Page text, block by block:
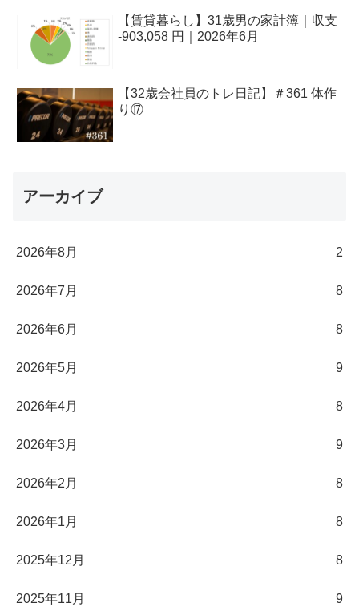
【賃貸暮らし】31歳男の家計簿｜収支
-903,058 円｜2026年6月
【32歳会社員のトレ日記】＃361 体作
り⑰
アーカイブ
2026年8月 2
2026年7月 8
2026年6月 8
2026年5月 9
2026年4月 8
2026年3月 9
2026年2月 8
2026年1月 8
2025年12月 8
2025年11月 9